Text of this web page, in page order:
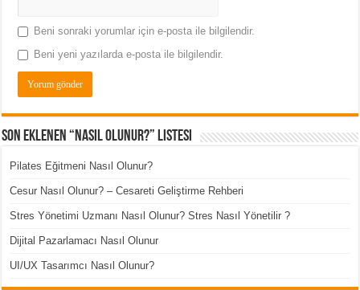
Beni sonraki yorumlar için e-posta ile bilgilendir.
Beni yeni yazılarda e-posta ile bilgilendir.
Son Eklenen “Nasıl Olunur?” Listesi
Pilates Eğitmeni Nasıl Olunur?
Cesur Nasıl Olunur? – Cesareti Geliştirme Rehberi
Stres Yönetimi Uzmanı Nasıl Olunur? Stres Nasıl Yönetilir ?
Dijital Pazarlamacı Nasıl Olunur
UI/UX Tasarımcı Nasıl Olunur?